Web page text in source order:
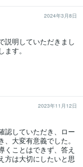
2024年3月8日
説明していただきまし
す。
2023年11月12日
認していただき、ロー
大変有意義でした。
くことはできず、答え
方は大切にしたいと思